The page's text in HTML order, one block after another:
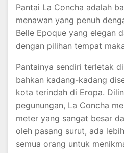
Pantai La Concha adalah
menawan yang penuh
Belle Epoque yang elegan
dengan pilihan tempat
Pantainya sendiri terletak
bahkan kadang-kadang
kota terindah di Eropa.
pegunungan, La Concha
meter yang sangat besar
oleh pasang surut, ada
semua orang untuk